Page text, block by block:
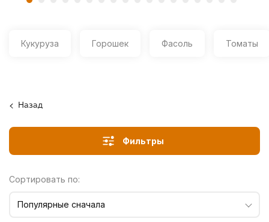
Кукуруза Горошек Фасоль Томаты
Назад
Фильтры
Сортировать по:
Популярные сначала